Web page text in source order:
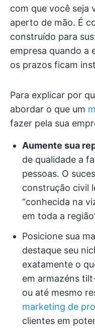
com que você seja
aperto de mão. É
construído para
empresa quando a
os prazos ficam
Para explicar por
abordar o que um
fazer pela sua
Aumente sua
de qualidade a
pessoas. O
construção civil
“conhecida na
em toda a
Posicione sua
destaque seu
exatamente o
em armazéns
ou até mesmo
marketing de
clientes em